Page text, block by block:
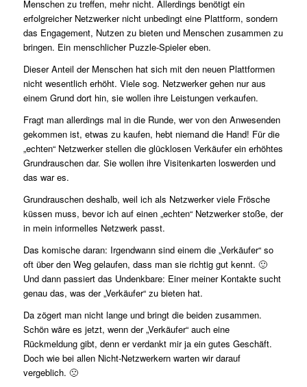
Menschen zu treffen, mehr nicht. Allerdings benötigt ein
erfolgreicher Netzwerker nicht unbedingt eine Plattform, sondern
das Engagement, Nutzen zu bieten und Menschen zusammen zu
bringen. Ein menschlicher Puzzle-Spieler eben.
Dieser Anteil der Menschen hat sich mit den neuen Plattformen
nicht wesentlich erhöht. Viele sog. Netzwerker gehen nur aus
einem Grund dort hin, sie wollen ihre Leistungen verkaufen.
Fragt man allerdings mal in die Runde, wer von den Anwesenden
gekommen ist, etwas zu kaufen, hebt niemand die Hand! Für die
„echten“ Netzwerker stellen die glücklosen Verkäufer ein erhöhtes
Grundrauschen dar. Sie wollen ihre Visitenkarten loswerden und
das war es.
Grundrauschen deshalb, weil ich als Netzwerker viele Frösche
küssen muss, bevor ich auf einen „echten“ Netzwerker stoße, der
in mein informelles Netzwerk passt.
Das komische daran: Irgendwann sind einem die „Verkäufer“ so
oft über den Weg gelaufen, dass man sie richtig gut kennt. 🙂
Und dann passiert das Undenkbare: Einer meiner Kontakte sucht
genau das, was der „Verkäufer“ zu bieten hat.
Da zögert man nicht lange und bringt die beiden zusammen.
Schön wäre es jetzt, wenn der „Verkäufer“ auch eine
Rückmeldung gibt, denn er verdankt mir ja ein gutes Geschäft.
Doch wie bei allen Nicht-Netzwerkern warten wir darauf
vergeblich. 🙁